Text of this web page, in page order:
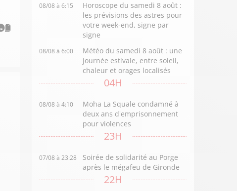
08/08 à 6:15
Horoscope du samedi 8 août :
les prévisions des astres pour
votre week-end, signe par
signe
08/08 à 6:00
Météo du samedi 8 août : une
journée estivale, entre soleil,
chaleur et orages localisés
04H
08/08 à 4:10
Moha La Squale condamné à
deux ans d'emprisonnement
pour violences
23H
07/08 à 23:28
Soirée de solidarité au Porge
après le mégafeu de Gironde
22H